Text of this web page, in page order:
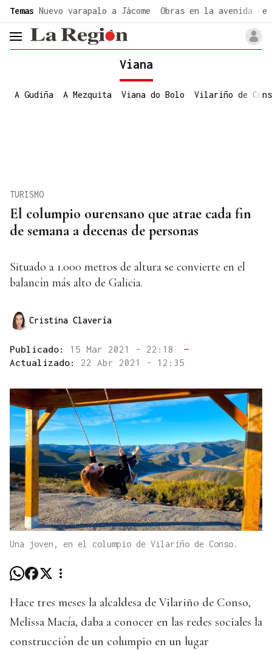
Temas Nuevo varapalo a Jácome Obras en la avenida de
header.menu.open
Viana
A Gudiña A Mezquita Viana do Bolo Vilariño de
El columpio ourensano que atrae cada fin
de semana a decenas de personas
TURISMO
Situado a 1.000 metros de altura se convierte en el
balancín más alto de Galicia.
Cristina Clavería
Publicado: 15 Mar 2021 - 22:18
—
Actualizado: 22 Abr 2021 - 12:35
Una joven, en el columpio de Vilariño de Conso.
Hace tres meses la alcaldesa de Vilariño de Conso,
Melissa Macía, daba a conocer en las redes sociales la
construcción de un columpio en un lugar